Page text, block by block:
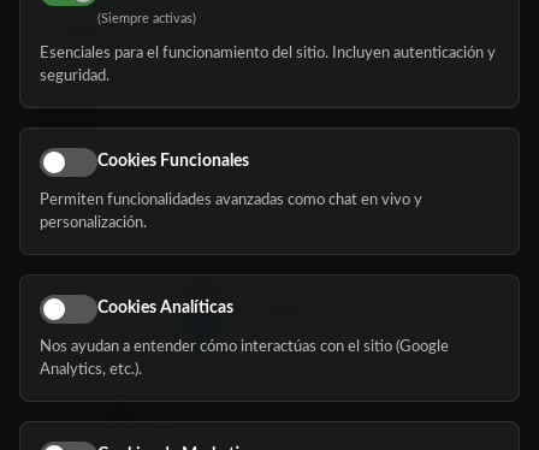
hola@mundomayor.com
Buscador de residencias
Eventos
Nosotros
Síguenos
(Siempre activas)
Esenciales para el funcionamiento del sitio. Incluyen autenticación y
seguridad.
Cookies Funcionales
Permiten funcionalidades avanzadas como chat en vivo y
personalización.
Cookies Analíticas
Nos ayudan a entender cómo interactúas con el sitio (Google
Analytics, etc.).